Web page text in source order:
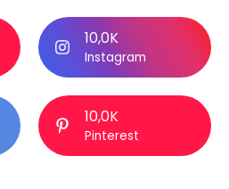
10,0K
Instagram
10,0K
Pinterest